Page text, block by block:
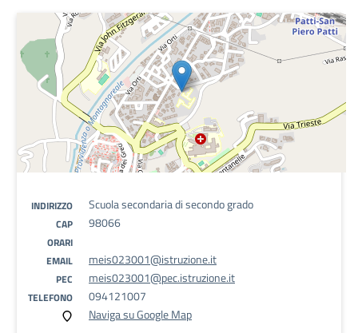
INDIRIZZO Scuola secondaria di secondo grado
CAP 98066
ORARI
EMAIL
meis023001@istruzione.it
PEC meis023001@pec.istruzione.it
TELEFONO
094121007
Naviga su Google Map